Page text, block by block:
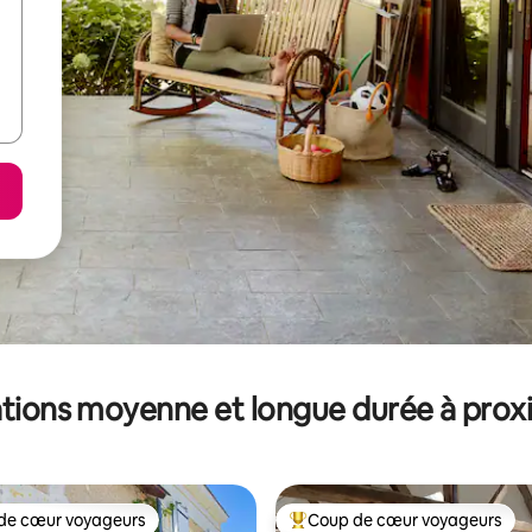
moyenne et longue durée à
cœur voyageurs Coup de cœur voyageurs